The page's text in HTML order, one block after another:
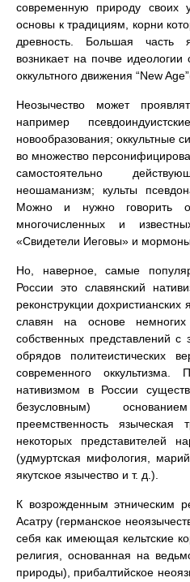
современную природу своих
основы к традициям, корни
древность. Большая часть
возникает на почве идеологии
оккультного движения “New
Неозычество может
например
новообразования; оккультные
во множество
самостоятельно
неошаманизм; культы
Можно и нужно говорить о
многочисленных и
«Свидетели Иеговы» и
Но, наверное, самые
России это славянский
реконструкции
славян на основе
собственных представлений с
обрядов политеистических
современного оккультизма.
нативизмом в России
безусловным)
преемственность
некоторых представителей
(удмуртская мифология,
якутское язычество и т. д.).
К возрожденным этническим
Асатру (германское
себя как имеющая кельтские
религия, основанная на
природы), прибалтийское